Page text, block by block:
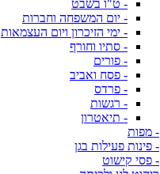
- ט"ו בשבט
- יום המשפחה וחברות
- ימי הזיכרון ויום העצמאות
- סתיו וחורף
- פורים
- פסח ואביב
- פרדס
- רגשות
- תיאטרון
- מפות
- פינות פעילות בגן
- פסי קישוט